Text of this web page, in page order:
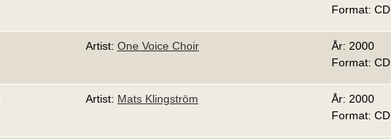
Format: CD
Artist: One Voice Choir
År: 2000
Format: CD
Artist: Mats Klingström
År: 2000
Format: CD